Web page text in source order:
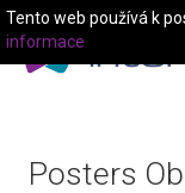
Posters
Tento web používá k
informace